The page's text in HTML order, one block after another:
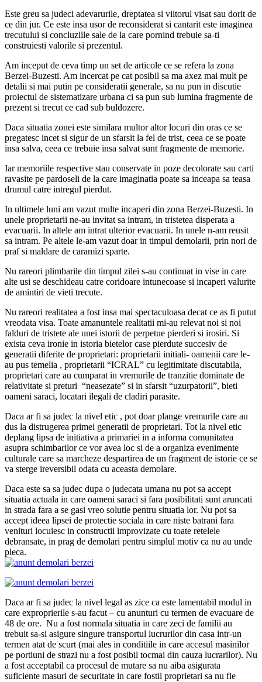
Este greu sa judeci adevarurile, dreptatea si viitorul visat sau dorit de
ce din jur. Ce este insa usor de reconsiderat si cantarit este imaginea
trecutului si concluziile sale de la care pornind trebuie sa-ti
construiesti valorile si prezentul.
Am inceput de ceva timp un set de articole ce se refera la zona
Berzei-Buzesti. Am incercat pe cat posibil sa ma axez mai mult pe
detalii si mai putin pe consideratii generale, sa nu pun in discutie
proiectul de sistematizare urbana ci sa pun sub lumina fragmente de
prezent si trecut ce cad sub buldozere.
Daca situatia zonei este similara multor altor locuri din oras ce se
pregatesc incet si sigur de un sfarsit la fel de trist, ceea ce se poate
insa salva, ceea ce trebuie insa salvat sunt fragmente de memorie.
Iar memoriile respective stau conservate in poze decolorate sau carti
ravasite pe pardoseli de la care imaginatia poate sa inceapa sa teasa
drumul catre intregul pierdut.
In ultimele luni am vazut multe incaperi din zona Berzei-Buzesti. In
unele proprietarii ne-au invitat sa intram, in tristetea disperata a
evacuarii. In altele am intrat ulterior evacuarii. In unele n-am reusit
sa intram. Pe altele le-am vazut doar in timpul demolarii, prin nori de
praf si maldare de caramizi sparte.
Nu rareori plimbarile din timpul zilei s-au continuat in vise in care
alte usi se deschideau catre coridoare intunecoase si incaperi valurite
de amintiri de vieti trecute.
Nu rareori realitatea a fost insa mai spectaculoasa decat ce as fi putut
vreodata visa. Toate amanuntele realitatii mi-au relevat noi si noi
falduri de tristete ale unei istorii de perpetue pierderi si irosiri. Si
exista ceva ironie in istoria bietelor case pierdute succesiv de
generatii diferite de proprietari: proprietarii initiali- oamenii care le-
au pus temelia , proprietarii “ICRAL” cu legitimitate discutabila,
proprietari care au cumparat in vremurile de tranzitie dominate de
relativitate si preturi “neasezate” si in sfarsit “uzurpatorii”, bieti
oameni saraci, locatari ilegali de cladiri parasite.
Daca ar fi sa judec la nivel etic , pot doar plange vremurile care au
dus la distrugerea primei generatii de proprietari. Tot la nivel etic
deplang lipsa de initiativa a primariei in a informa comunitatea
asupra schimbarilor ce vor avea loc si de a organiza evenimente
culturale care sa marcheze despartirea de un fragment de istorie ce se
va sterge ireversibil odata cu aceasta demolare.
Daca este sa sa judec dupa o judecata umana nu pot sa accept
situatia actuala in care oameni saraci si fara posibilitati sunt aruncati
in strada fara a se gasi vreo solutie pentru situatia lor. Nu pot sa
accept ideea lipsei de protectie sociala in care niste batrani fara
venituri locuiesc in constructii improvizate cu toate retelele
debransate, in prag de demolari pentru simplul motiv ca nu au unde
pleca.
Daca ar fi sa judec la nivel legal as zice ca este lamentabil modul in
care exproprierile s-au facut – cu anunturi cu termen de evacuare de
48 de ore. Nu a fost normala situatia in care zeci de familii au
trebuit sa-si asigure singure transportul lucrurilor din casa intr-un
termen atat de scurt (mai ales in conditiile in care accesul masinilor
pe portiuni de strazi nu a fost posibil tocmai din cauza lucrarilor). Nu
a fost acceptabil ca procesul de mutare sa nu aiba asigurata
suficiente masuri de securitate in care fostii proprietari sa nu fie